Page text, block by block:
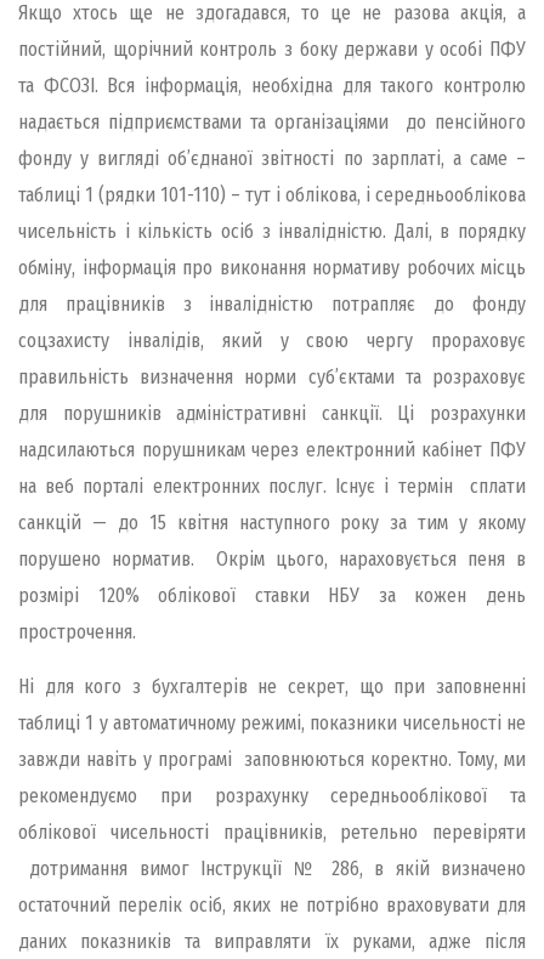
Якщо хтось ще не здогадався, то це не разова акція, а
постійний, щорічний контроль з боку держави у особі ПФУ
та ФСОЗІ. Вся інформація, необхідна для такого контролю
надається підприємствами та організаціями до пенсійного
фонду у вигляді об’єднаної звітності по зарплаті, а саме –
таблиці 1 (рядки 101-110) – тут і облікова, і середньооблікова
чисельність і кількість осіб з інвалідністю. Далі, в порядку
обміну, інформація про виконання нормативу робочих місць
для працівників з інвалідністю потрапляє до фонду
соцзахисту інвалідів, який у свою чергу прораховує
правильність визначення норми суб’єктами та розраховує
для порушників адміністративні санкції. Ці розрахунки
надсилаються порушникам через електронний кабінет ПФУ
на веб порталі електронних послуг. Існує і термін сплати
санкцій — до 15 квітня наступного року за тим у якому
порушено норматив. Окрім цього, нараховується пеня в
розмірі 120% облікової ставки НБУ за кожен день
прострочення.
Ні для кого з бухгалтерів не секрет, що при заповненні
таблиці 1 у автоматичному режимі, показники чисельності не
завжди навіть у програмі заповнюються коректно. Тому, ми
рекомендуємо при розрахунку середньооблікової та
облікової чисельності працівників, ретельно перевіряти
дотримання вимог Інструкції № 286, в якій визначено
остаточний перелік осіб, яких не потрібно враховувати для
даних показників та виправляти їх руками, адже після